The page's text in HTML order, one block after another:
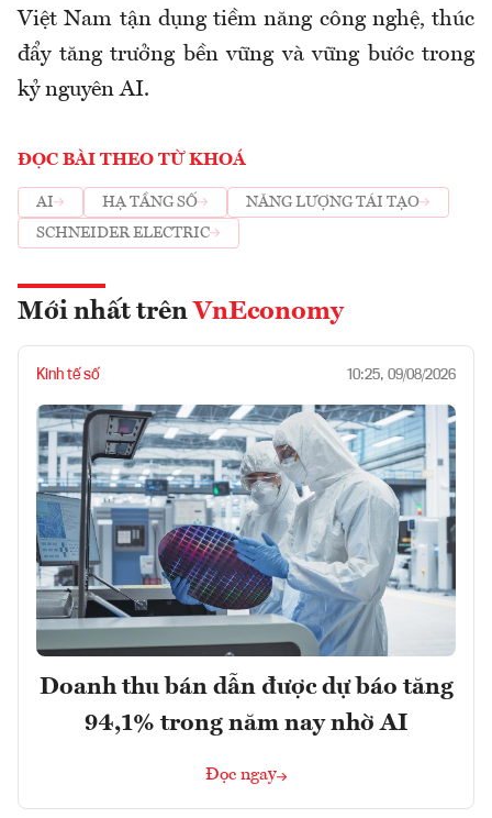
Việt Nam tận dụng tiềm năng công nghệ, thúc
đẩy tăng trưởng bền vững và vững bước trong
kỷ nguyên AI.
ĐỌC BÀI THEO TỪ KHOÁ
AI HẠ TẦNG SỐ
NĂNG LƯỢNG TÁI TẠO
SCHNEIDER ELECTRIC
Mới nhất trên VnEconomy
Kinh tế số 10:25, 09/08/2026
Doanh thu bán dẫn được dự báo tăng
94,1% trong năm nay nhờ AI
Đọc ngay